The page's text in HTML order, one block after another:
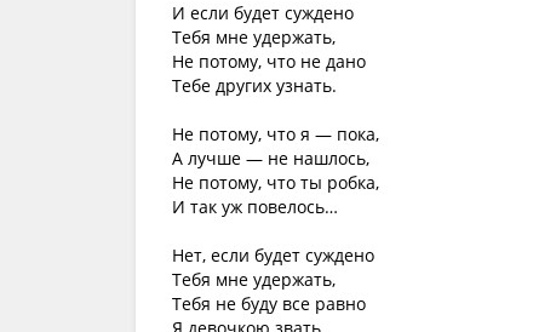
И если будет суждено
Тебя мне удержать,
Не потому, что не дано
Тебе других узнать.
Не потому, что я — пока,
А лучше — не нашлось,
Не потому, что ты робка,
И так уж повелось…
Нет, если будет суждено
Тебя мне удержать,
Тебя не буду все равно